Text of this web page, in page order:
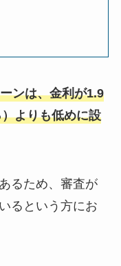
ンは、金利が1.9
よりも低めに設
るため、審査が
るという方にお